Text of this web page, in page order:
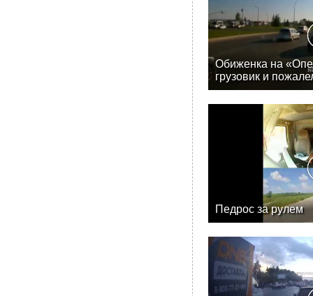
Обиженка на
грузовик и
Педрос за рулем